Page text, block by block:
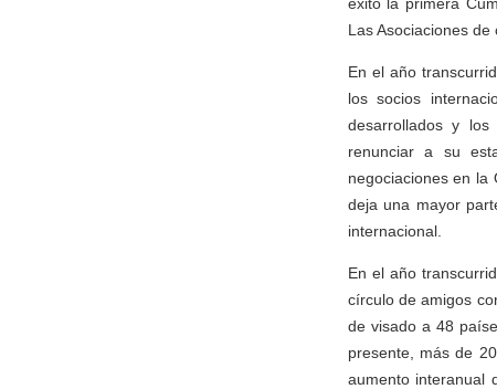
Las Asociaciones
En el año
los socios
desarrollados y
renunciar a su
negociaciones en la
deja una mayor
internacional.
En el año
círculo de amigos
de visado a 48
presente, más de
aumento interanual